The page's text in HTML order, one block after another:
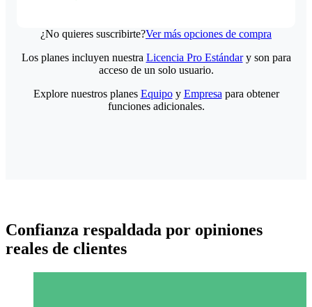
¿No quieres suscribirte?Ver más opciones de compra
Los planes incluyen nuestra Licencia Pro Estándary son para
acceso de un solo usuario.
Explore nuestros planes Equipoy Empresa para obtener
funciones adicionales.
Confianza respaldada por opiniones
reales de clientes